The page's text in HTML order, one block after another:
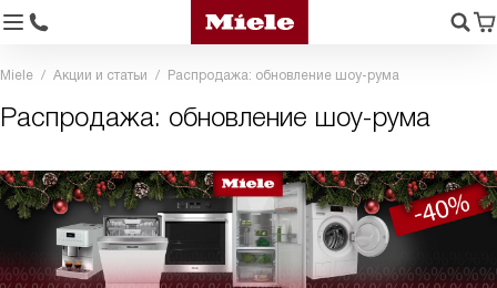
Miele Акции и статьи Распродажа: обновление шоу-рума
Распродажа: обновление шоу-рума